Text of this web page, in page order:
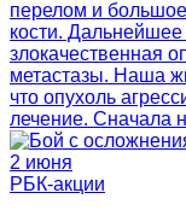
перелом и
кости. Дальнейшее
злокачественная
метастазы. Наша
что опухоль
лечение. Сначала
2 июня
РБК-акции